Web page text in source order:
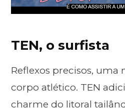
TEN, o surfista
Reflexos precisos, uma
corpo atlético. TEN
charme do litoral